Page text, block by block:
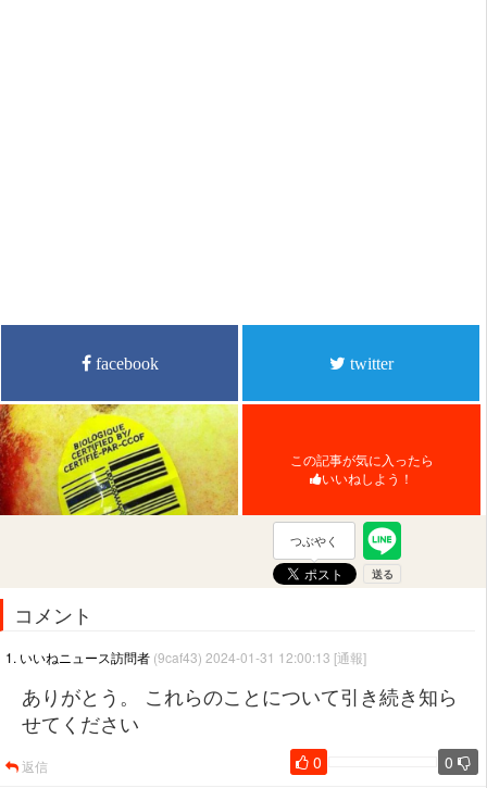
facebook twitter
この記事が気に入ったら
いいねしよう！
つぶやく
コメント
1. いいねニュース訪問者 (9caf43) 2024-01-31 12:00:13 [通報]
ありがとう。 これらのことについて引き続き知ら
せてください
0 0
返信